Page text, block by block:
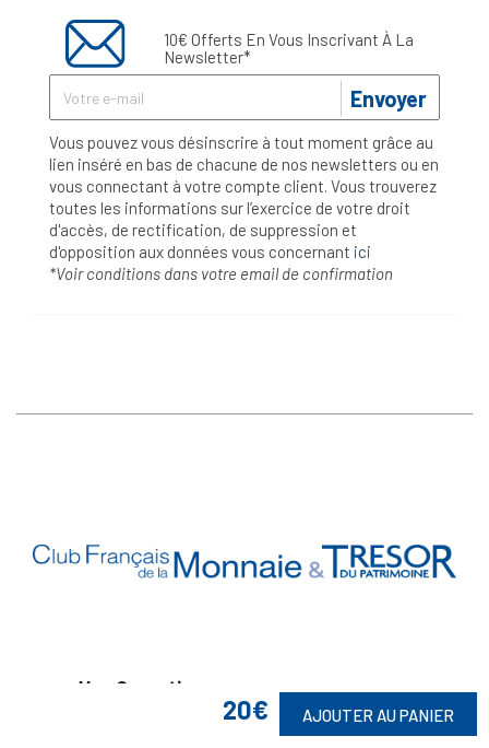
20€ AJOUTER AU PANIER
10€ Offerts En Vous Inscrivant À La
Newsletter*
Envoyer
Vous pouvez vous désinscrire à tout moment grâce au
lien inséré en bas de chacune de nos newsletters ou en
vous connectant à votre compte client. Vous trouverez
toutes les informations sur l’exercice de votre droit
d'accès, de rectification, de suppression et
d'opposition aux données vous concernant ici
*Voir conditions dans votre email de confirmation
Vos Garanties 